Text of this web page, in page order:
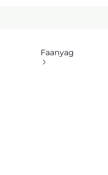
Faanyag